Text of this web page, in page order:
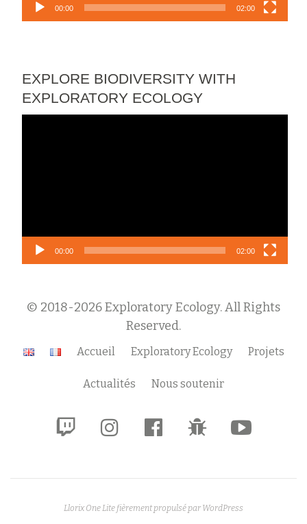
00:00 02:00
EXPLORE BIODIVERSITY WITH
EXPLORATORY ECOLOGY
00:00 02:00
© 2018-2026 Exploratory Ecology. All Rights
Reserved.
Menu
secondaire
Accueil Exploratory Ecology Projets
Actualités Nous soutenir
fa-
fa-
fa-
Llorix One Lite fièrement propulsé par WordPress